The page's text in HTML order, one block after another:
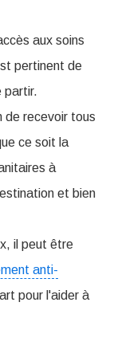
aux soins
pertinent de
partir.
de recevoir tous
ce soit la
à
et bien
il peut être
anti-
pour l'aider à